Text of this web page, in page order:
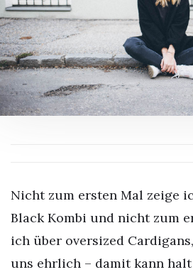
Nicht zum ersten Mal zeige
Black Kombi und nicht zum
ich über oversized
uns ehrlich – damit kann